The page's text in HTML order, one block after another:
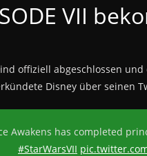
VII
offiziell abgeschlossen
Disney über seinen
Awakens has completed
#StarWarsVII